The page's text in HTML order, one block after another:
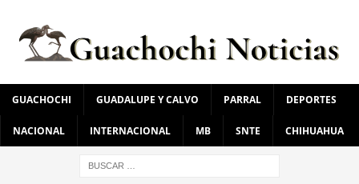
GUACHOCHI GUADALUPE Y CALVO PARRAL DEPORTES
NACIONAL INTERNACIONAL MB SNTE CHIHUAHUA